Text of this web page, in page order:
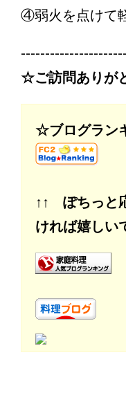
④弱火を点けて
☆ご訪問ありが
☆ブログラン
↑↑ ぽちっと
ければ嬉しい